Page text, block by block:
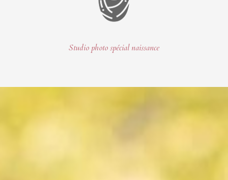
Studio photo spécial naissance